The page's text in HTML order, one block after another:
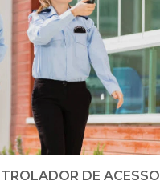
DE ACESSO